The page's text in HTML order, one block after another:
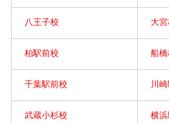
八王子校 大宮
柏駅前校 船橋
千葉駅前校 川
武蔵小杉校 横